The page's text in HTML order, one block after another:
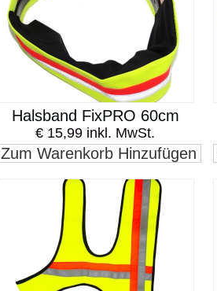
Halsband FixPRO 60cm
€ 15,99 inkl. MwSt.
Zum Warenkorb Hinzufügen